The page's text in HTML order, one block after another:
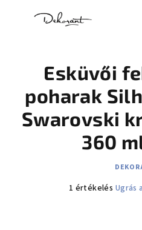
Esküvői
poharak
Swarovski
360
A termék átlagos
1 értékelés Ugrás